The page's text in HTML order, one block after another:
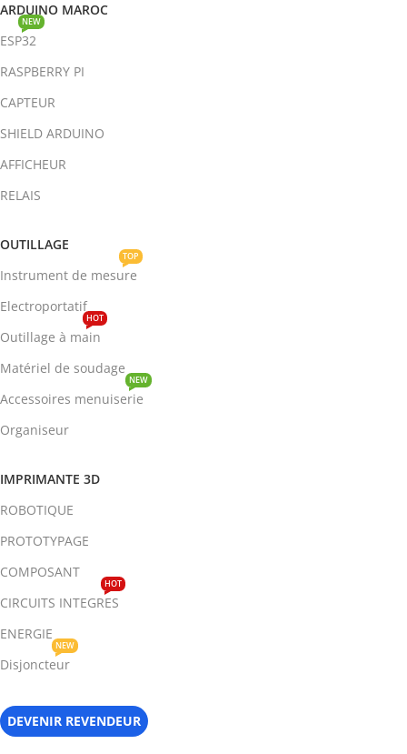
ARDUINO MAROC
ESP32
NEW
RASPBERRY PI
CAPTEUR
SHIELD ARDUINO
AFFICHEUR
RELAIS
OUTILLAGE
Instrument de mesure
TOP
Electroportatif
Outillage à main
HOT
Matériel de soudage
Accessoires menuiserie
NEW
Organiseur
IMPRIMANTE 3D
ROBOTIQUE
PROTOTYPAGE
COMPOSANT
CIRCUITS INTEGRES
HOT
ENERGIE
Disjoncteur
NEW
DEVENIR REVENDEUR